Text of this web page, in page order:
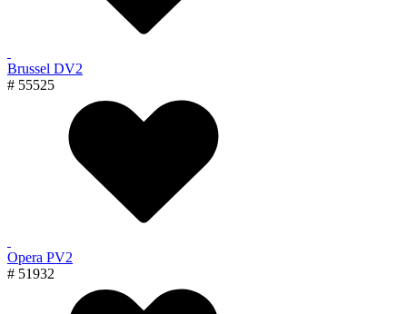
Brussel DV2
# 55525
Opera PV2
# 51932